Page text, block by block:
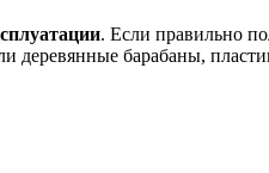
. Если правильно
деревянные барабаны,